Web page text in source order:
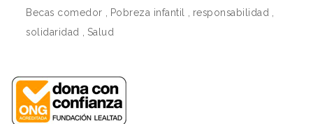
Becas comedor , Pobreza infantil , responsabilidad ,
solidaridad , Salud